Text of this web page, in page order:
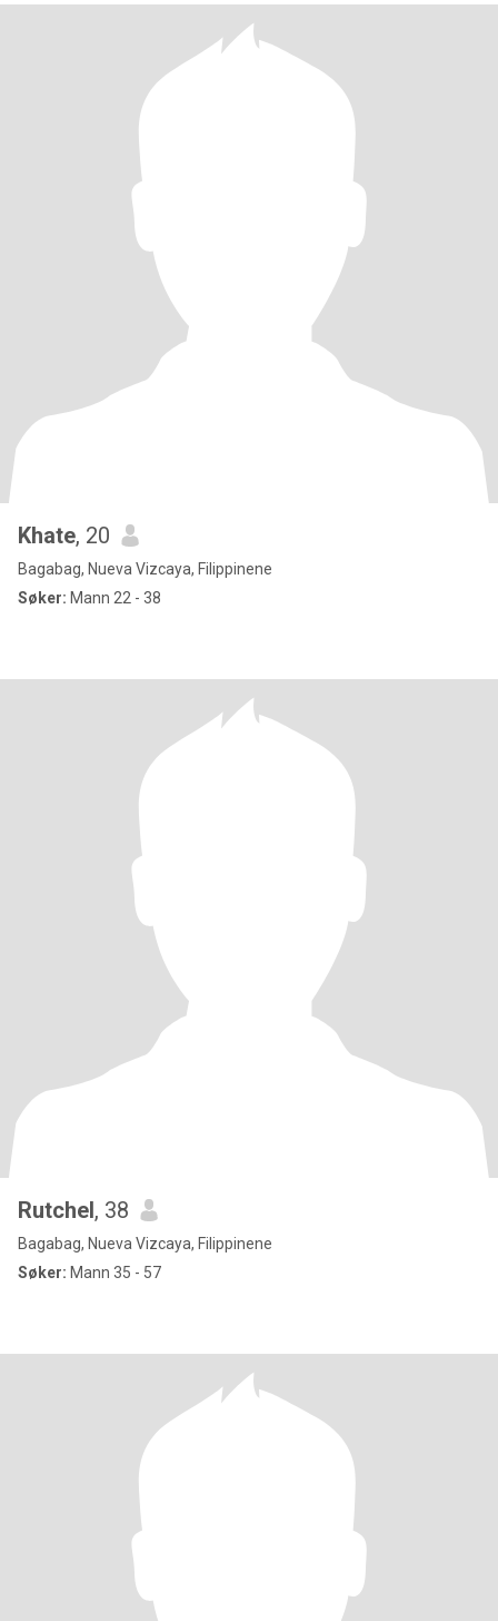
Khate, 20
Bagabag, Nueva Vizcaya, Filippinene
Søker: Mann 22 - 38
Rutchel, 38
Bagabag, Nueva Vizcaya, Filippinene
Søker: Mann 35 - 57